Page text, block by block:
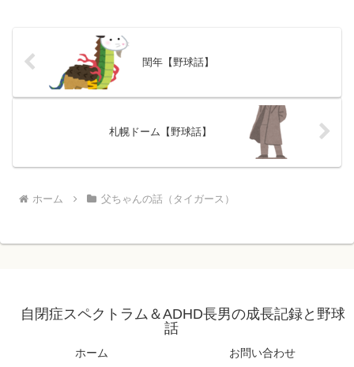
閏年【野球話】
札幌ドーム【野球話】
ホーム 父ちゃんの話（タイガース）
自閉症スペクトラム＆ADHD長男の成長記録と野球
話
ホーム お問い合わせ